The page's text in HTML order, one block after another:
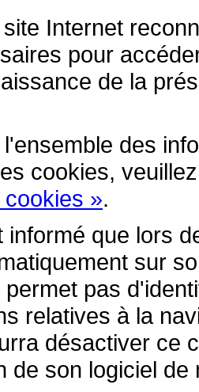
Internet
pour
de la
des
cookies,
».
informé que lors
sur
pas
relatives à la
désactiver ce
de son logiciel de